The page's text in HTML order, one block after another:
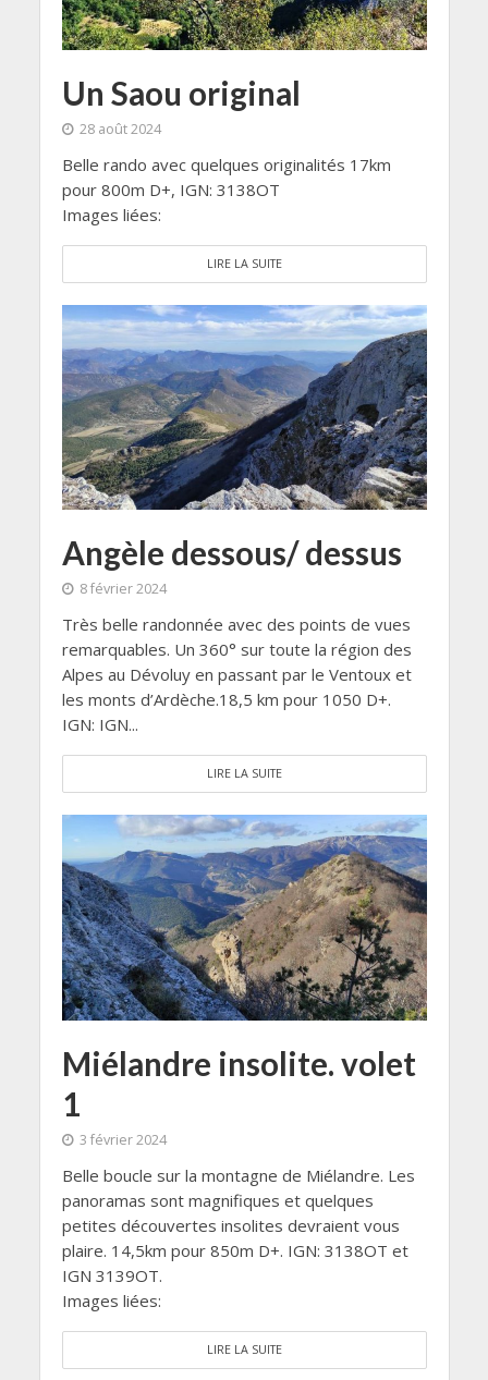
Un Saou original
28 août 2024
Belle rando avec quelques originalités 17km
pour 800m D+, IGN: 3138OT
Images liées:
LIRE LA SUITE
Angèle dessous/ dessus
8 février 2024
Très belle randonnée avec des points de vues
remarquables. Un 360° sur toute la région des
Alpes au Dévoluy en passant par le Ventoux et
les monts d’Ardèche.18,5 km pour 1050 D+.
IGN: IGN...
LIRE LA SUITE
Miélandre insolite. volet
1
3 février 2024
Belle boucle sur la montagne de Miélandre. Les
panoramas sont magnifiques et quelques
petites découvertes insolites devraient vous
plaire. 14,5km pour 850m D+. IGN: 3138OT et
IGN 3139OT.
Images liées:
LIRE LA SUITE